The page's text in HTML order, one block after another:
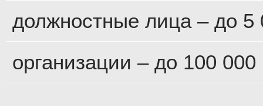
должностные лица – до 5
организации – до 100 000